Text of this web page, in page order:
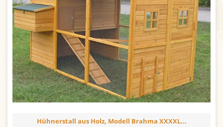
Hühnerstall aus Holz, Modell Brahma XXXXL...